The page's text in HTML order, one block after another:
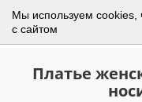
Мы используем cookies,
с сайтом
Платье